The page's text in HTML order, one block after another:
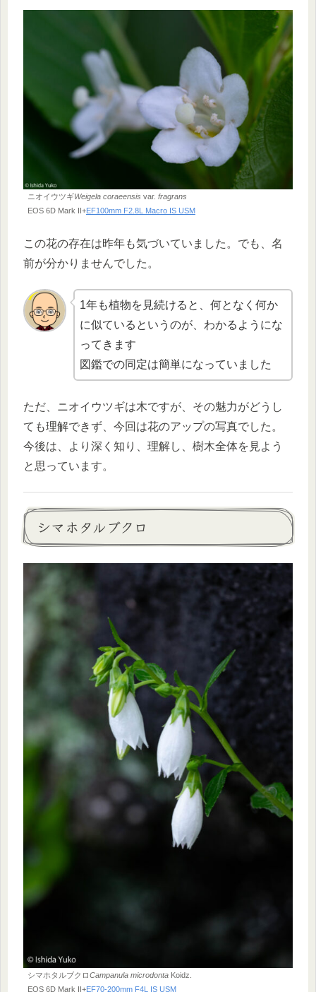
ニオイウツギWeigela coraeensis var. fragrans
EOS 6D Mark II+EF100mm F2.8L Macro IS USM
この花の存在は昨年も気づいていました。でも、名
前が分かりませんでした。
1年も植物を見続けると、何となく何か
に似ているというのが、わかるようにな
ってきます
図鑑での同定は簡単になっていました
ただ、ニオイウツギは木ですが、その魅力がどうし
ても理解できず、今回は花のアップの写真でした。
今後は、より深く知り、理解し、樹木全体を見よう
と思っています。
シマホタルブクロ
シマホタルブクロCampanula microdonta Koidz.
EOS 6D Mark II+EF70-200mm F4L IS USM